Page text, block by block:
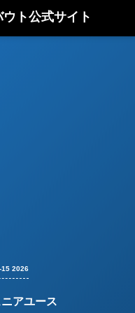
ト公式サイト
15 2026
アユース